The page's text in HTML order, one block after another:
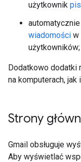
użytkownik
automatycznie
wiadomości w
użytkowników;
Dodatkowo dodatki
na komputerach, jak
Strony
Gmail obsługuje
Aby wyświetlać